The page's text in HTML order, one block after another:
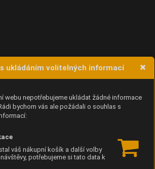
ukládáním volitelných informací
webu nepotřebujeme ukládat žádné informace
bychom vás ale požádali o souhlas s
váš nákupní košík a další volby
potřebujeme si tato data k